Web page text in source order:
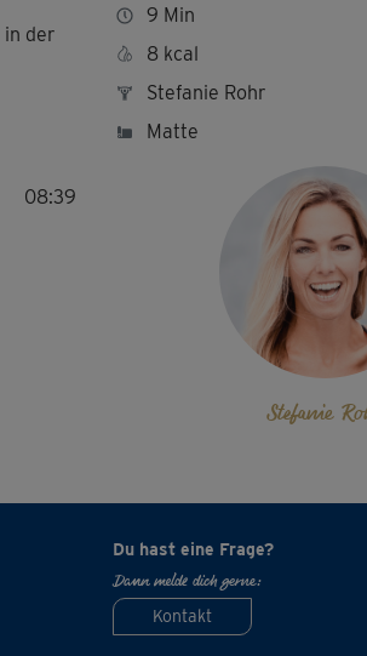
in der
08:39
9 Min
8 kcal
Stefanie Rohr
Matte
Stefanie
Du hast eine Frage?
Dann melde dich gerne:
Kontakt